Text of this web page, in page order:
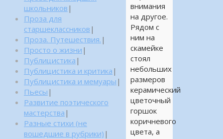
внимания
на другое.
Рядом с
ним на
скамейке
стоял
небольших
размеров
керамический
цветочный
горшок
коричневого
цвета, а
школьников |
Проза для
старшеклассников |
Проза. Путешествия. |
Просто о жизни |
Публицистика |
Публицистика и критика |
Публицистика и мемуары |
Пьесы |
Развитие поэтического
мастерства |
Разные стихи (не
вошедшие в рубрики) |